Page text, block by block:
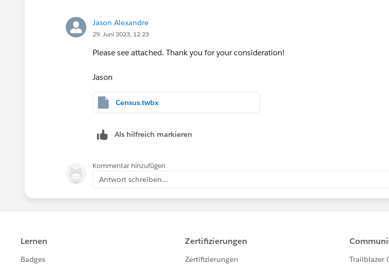
Peter
Jason Alexandre
29. Juni 2023, 12:23
Please see attached. Thank you for your consideration!
Jason
Census.twbx
Als hilfreich markieren
Kommentar hinzufügen
Antwort schreiben...